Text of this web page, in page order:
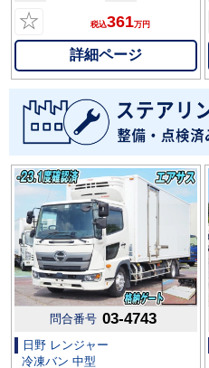
☆ 税込361万円
詳細ページ
問合番号 03-4743
日野 レンジャー
冷凍バン 中型